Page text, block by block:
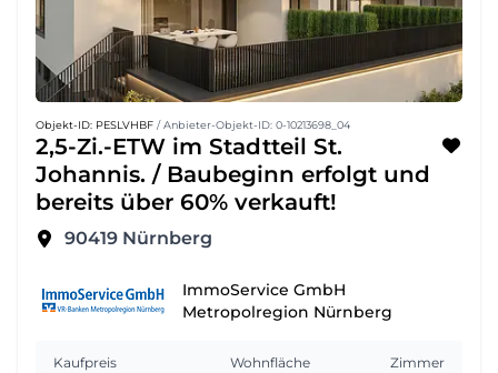
Objekt-ID: PESLVHBF / Anbieter-Objekt-ID: 0-10213698_04
2,5-Zi.-ETW im Stadtteil St.
Johannis. / Baubeginn erfolgt und
bereits über 60% verkauft!
90419 Nürnberg
ImmoService GmbH
Metropolregion Nürnberg
Kaufpreis Wohnfläche Zimmer